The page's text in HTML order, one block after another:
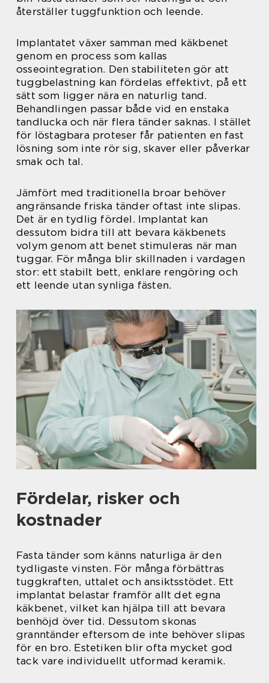
återställer tuggfunktion och leende.
Implantatet växer samman med käkbenet
genom en process som kallas
osseointegration. Den stabiliteten gör att
tuggbelastning kan fördelas effektivt, på ett
sätt som ligger nära en naturlig tand.
Behandlingen passar både vid en enstaka
tandlucka och när flera tänder saknas. I stället
för löstagbara proteser får patienten en fast
lösning som inte rör sig, skaver eller påverkar
smak och tal.
Jämfört med traditionella broar behöver
angränsande friska tänder oftast inte slipas.
Det är en tydlig fördel. Implantat kan
dessutom bidra till att bevara käkbenets
volym genom att benet stimuleras när man
tuggar. För många blir skillnaden i vardagen
stor: ett stabilt bett, enklare rengöring och
ett leende utan synliga fästen.
Fördelar, risker och
kostnader
Fasta tänder som känns naturliga är den
tydligaste vinsten. För många förbättras
tuggkraften, uttalet och ansiktsstödet. Ett
implantat belastar framför allt det egna
käkbenet, vilket kan hjälpa till att bevara
benhöjd över tid. Dessutom skonas
granntänder eftersom de inte behöver slipas
för en bro. Estetiken blir ofta mycket god
tack vare individuellt utformad keramik.